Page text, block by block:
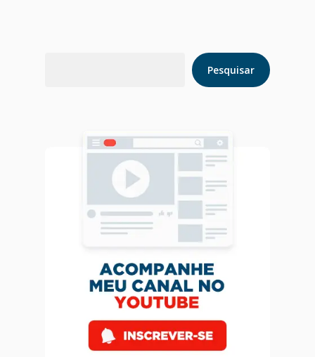
Pesquisar
Blog
Agendar Consulta
Contato
Publicações